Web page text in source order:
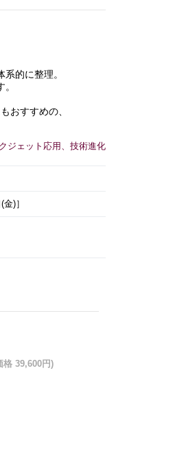
的に整理。
おすすめの、
ジェット応用、技術進化
)］
39,600円)